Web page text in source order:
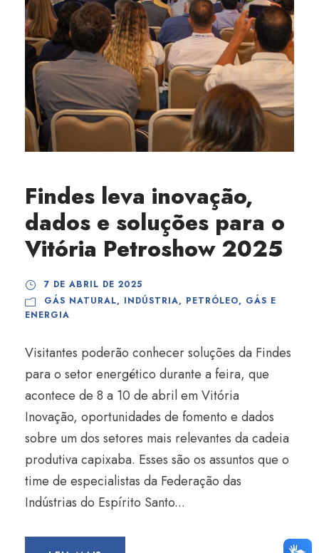
Findes leva inovação,
dados e soluções para o
Vitória Petroshow 2025
7 DE ABRIL DE 2025
GÁS NATURAL, INDÚSTRIA, PETRÓLEO, GÁS E
ENERGIA
Visitantes poderão conhecer soluções da Findes
para o setor energético durante a feira, que
acontece de 8 a 10 de abril em Vitória
Inovação, oportunidades de fomento e dados
sobre um dos setores mais relevantes da cadeia
produtiva capixaba. Esses são os assuntos que o
time de especialistas da Federação das
Indústrias do Espírito Santo...